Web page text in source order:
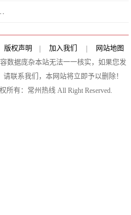
版权声明 加入我们
网站地图
数据庞杂本站无法一一核实，如果您发
联系我们，本网站将立即予以删除！
所有：常州热线 All Right Reserved.